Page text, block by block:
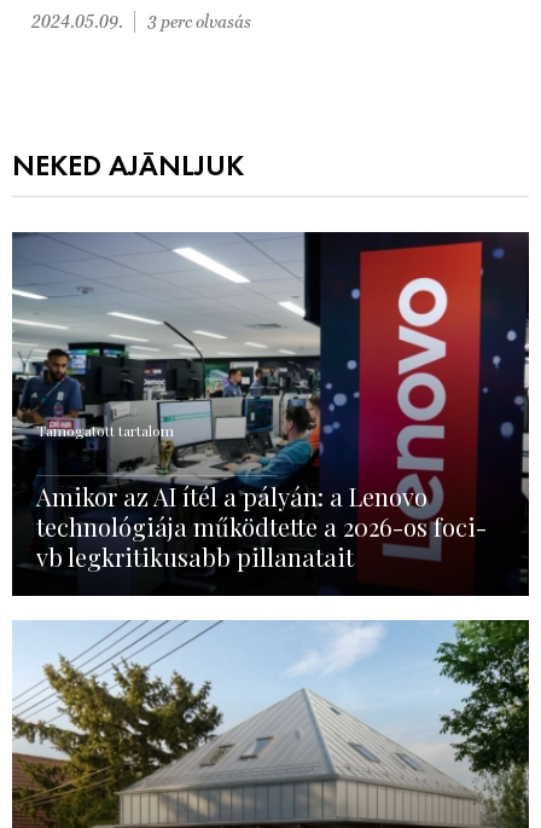
2024.05.09. 3 perc olvasás
NEKED AJÁNLJUK
Támogatott tartalom
Amikor az AI ítél a pályán: a Lenovo
technológiája működtette a 2026-os foci-
vb legkritikusabb pillanatait